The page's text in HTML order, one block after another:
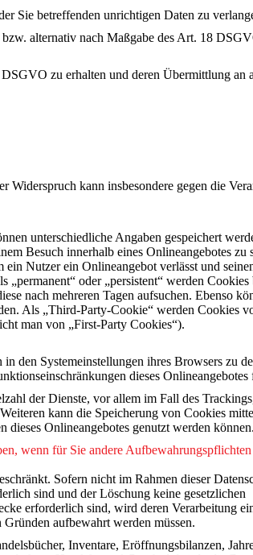
Sie betreffenden unrichtigen Daten zu
alternativ nach Maßgabe des Art. 18
zu erhalten und deren Übermittlung an
kann insbesondere gegen die
unterschiedliche Angaben gespeichert
Besuch innerhalb eines Onlineangebotes zu
Nutzer ein Onlineangebot verlässt und
oder „persistent“ werden Cookies
nach mehreren Tagen aufsuchen. Ebenso
Als „Third-Party-Cookie“ werden Cookies
man von „First-Party Cookies“).
den Systemeinstellungen ihres Browsers zu
dieses Onlineangebotes
der Dienste, vor allem im Fall des
kann die Speicherung von Cookies
dieses Onlineangebotes genutzt werden können.
wenn für Sie andere
Sofern nicht im Rahmen dieser
sind und der Löschung keine gesetzlichen
erforderlich sind, wird deren Verarbeitung
aufbewahrt werden müssen.
Inventare, Eröffnungsbilanzen,